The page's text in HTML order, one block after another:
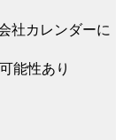
社カレンダーに
能性あり